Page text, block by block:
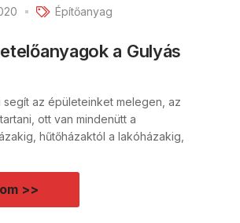
Építőanyag
a Gulyás
segít az épületeinket melegen, az
ott van mindenütt a
hűtőházaktól a lakóházakig,
>>